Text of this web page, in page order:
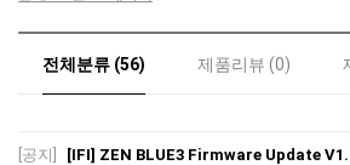
전체분류 (56) 제품리뷰 (0)
[공지] [IFI] ZEN BLUE3 Firmware Update